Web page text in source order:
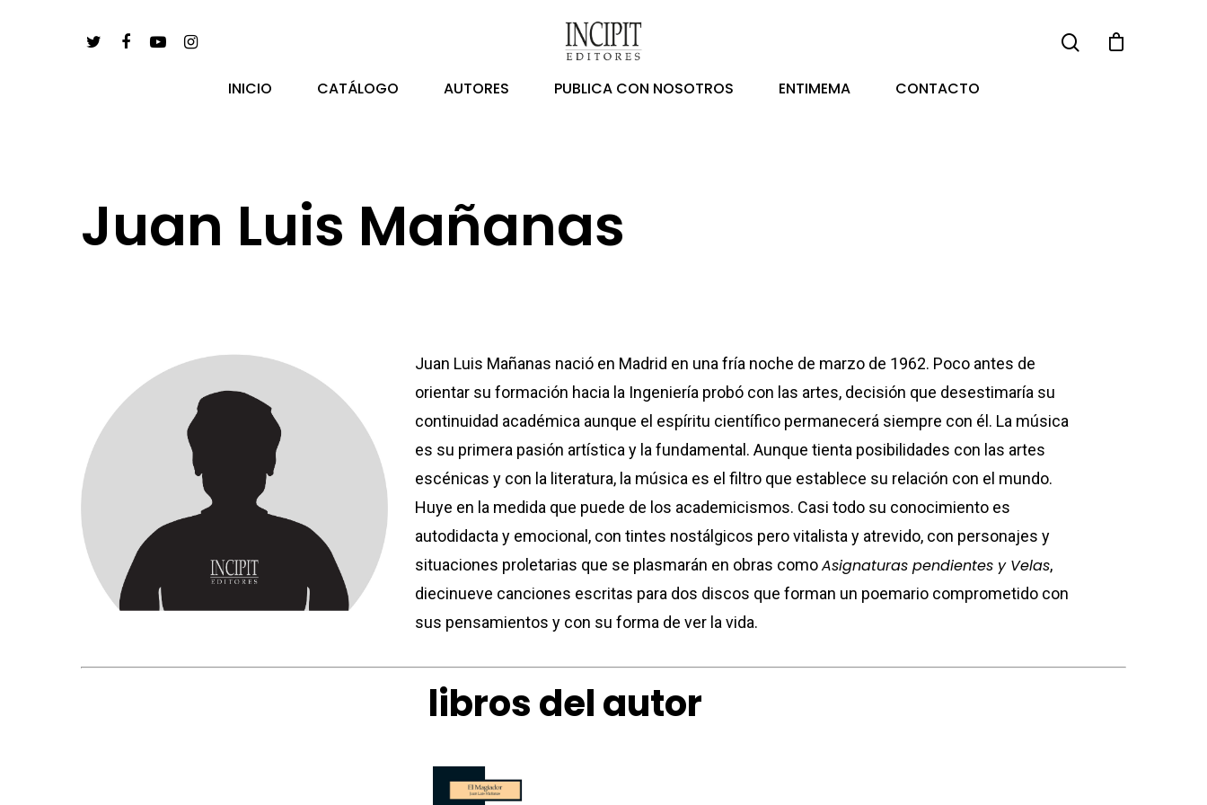
INICIO CATÁLOGO AUTORES PUBLICA CON NOSOTROS ENTIMEMA CONTACTO
Juan Luis Mañanas
Juan Luis Mañanas nació en Madrid en una fría noche de marzo de 1962. Poco antes de
orientar su formación hacia la Ingeniería probó con las artes, decisión que desestimaría su
continuidad académica aunque el espíritu científico permanecerá siempre con él. La música
es su primera pasión artística y la fundamental. Aunque tienta posibilidades con las artes
escénicas y con la literatura, la música es el filtro que establece su relación con el mundo.
Huye en la medida que puede de los academicismos. Casi todo su conocimiento es
autodidacta y emocional, con tintes nostálgicos pero vitalista y atrevido, con personajes y
situaciones proletarias que se plasmarán en obras comoAsignaturas pendientes y Velas,
diecinueve canciones escritas para dos discos que forman un poemario comprometido con
sus pensamientos y con su forma de ver la vida.
libros del autor